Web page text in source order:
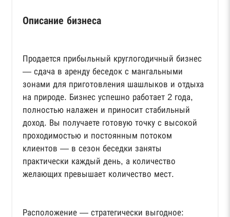
Описание бизнеса
Продается прибыльный круглогодичный бизнес
— сдача в аренду беседок с мангальными
зонами для приготовления шашлыков и отдыха
на природе. Бизнес успешно работает 2 года,
полностью налажен и приносит стабильный
доход. Вы получаете готовую точку с высокой
проходимостью и постоянным потоком
клиентов — в сезон беседки заняты
практически каждый день, а количество
желающих превышает количество мест.
Расположение — стратегически выгодное: